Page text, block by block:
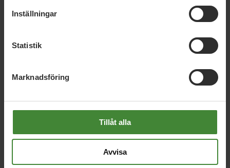
Inställningar
Statistik
Marknadsföring
Tillåt alla
Avvisa
Dela denna sida och hjälp oss
attsprida vårt budskap